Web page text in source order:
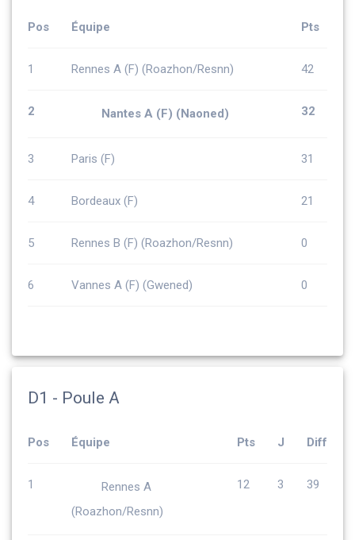
Pos Équipe Pts
1 Rennes A (F) (Roazhon/Resnn) 42
2 Nantes A (F) (Naoned) 32
3 Paris (F) 31
4 Bordeaux (F) 21
5 Rennes B (F) (Roazhon/Resnn) 0
6 Vannes A (F) (Gwened) 0
D1 - Poule A
Pos Équipe Pts J Diff
1
Rennes A
(Roazhon/Resnn)
12 3 39